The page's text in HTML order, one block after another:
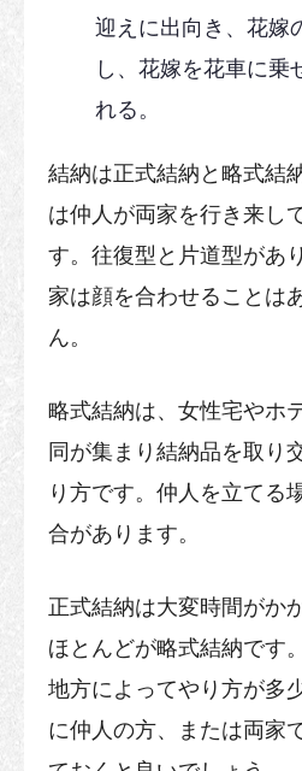
迎えに出向き、花嫁
し、花嫁を花車に乗
れる。
結納は正式結納と略式結
は仲人が両家を行き来し
す。往復型と片道型があ
家は顔を合わせることは
ん。
略式結納は、女性宅やホ
同が集まり結納品を取り
り方です。仲人を立てる
合があります。
正式結納は大変時間がか
ほとんどが略式結納です。
地方によってやり方が多
に仲人の方、または両家